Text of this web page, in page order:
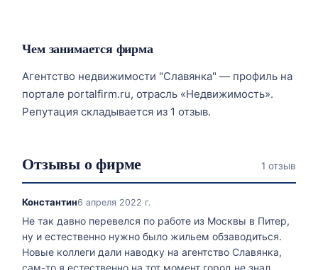
Чем занимается фирма
Агентство недвижимости "Славянка" — профиль на
портале portalfirm.ru, отрасль «Недвижимость».
Репутация складывается из 1 отзыв.
Отзывы о фирме 1 отзыв
Константин6 апреля 2022 г.
Не так давно перевелся по работе из Москвы в Питер,
ну и естественно нужно было жильем обзаводиться.
Новые коллеги дали наводку на агентство Славянка,
сам-то я естественно на тот момент город не знал.